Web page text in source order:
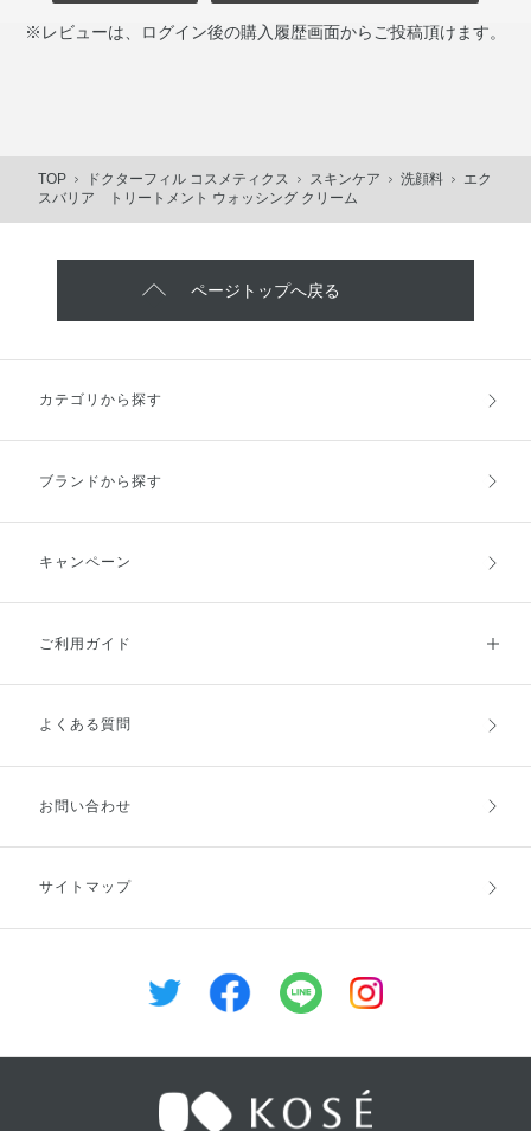
※レビューは、ログイン後の購入履歴画面からご投稿頂けます。
TOP ドクターフィル コスメティクス スキンケア 洗顔料
エク
スバリア トリートメント ウォッシング クリーム
ページトップへ戻る
カテゴリから探す
ブランドから探す
キャンペーン
ご利用ガイド
ご利用ガイドトップ
お支払方法
キャンセル・返品・交換
よくある質問
お問い合わせ
サイトマップ